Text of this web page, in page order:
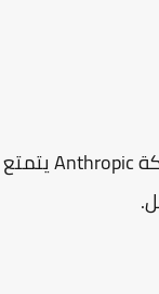
هو نموذج ذكاء اصطناعي متقدم من شركة Anthropic يتمتع